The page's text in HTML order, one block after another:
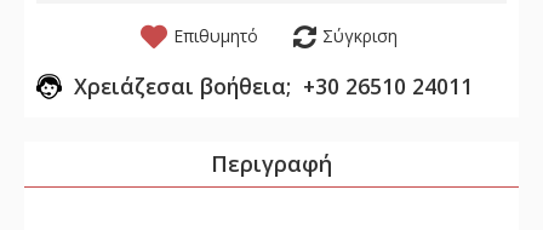
Επιθυμητό Σύγκριση
Χρειάζεσαι βοήθεια; +30 26510 24011
Περιγραφή